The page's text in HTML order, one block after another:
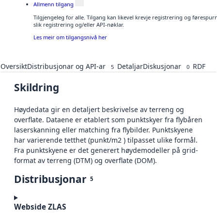
Allmenn tilgang
Tilgjengeleg for alle. Tilgang kan likevel krevje registrering og
slik registrering og/eller API-nøklar.
Les meir om tilgangsnivå her
OversiktDistribusjonar og API-ar 5 DetaljarDiskusjonar 0 RDF
Skildring
Høydedata gir en detaljert beskrivelse av terreng og
overflate. Dataene er etablert som punktskyer fra flybåren
laserskanning eller matching fra flybilder. Punktskyene
har varierende tetthet (punkt/m2 ) tilpasset ulike formål.
Fra punktskyene er det generert høydemodeller på grid-
format av terreng (DTM) og overflate (DOM).
Distribusjonar 5
Webside ZLAS